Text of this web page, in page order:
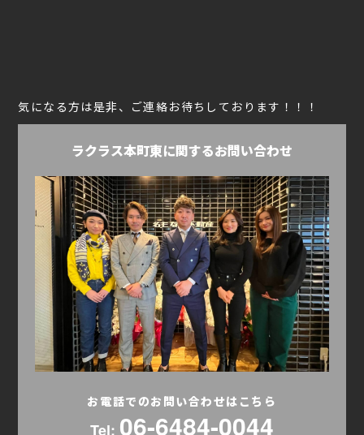
気になる方は是非、ご連絡お待ちしております！！！
ラクラス本町東に関するお問い合わせ
お電話でのお問い合わせはこちら
Tel: 06-6484-0044